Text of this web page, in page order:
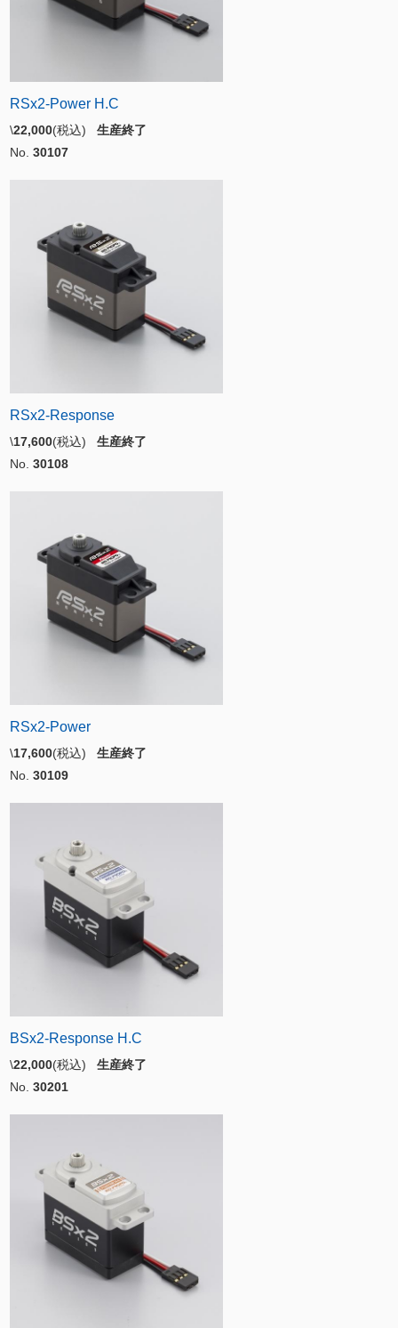
RSx2-Power H.C
\22,000(税込) 生産終了
No. 30107
RSx2-Response
\17,600(税込) 生産終了
No. 30108
RSx2-Power
\17,600(税込) 生産終了
No. 30109
BSx2-Response H.C
\22,000(税込) 生産終了
No. 30201